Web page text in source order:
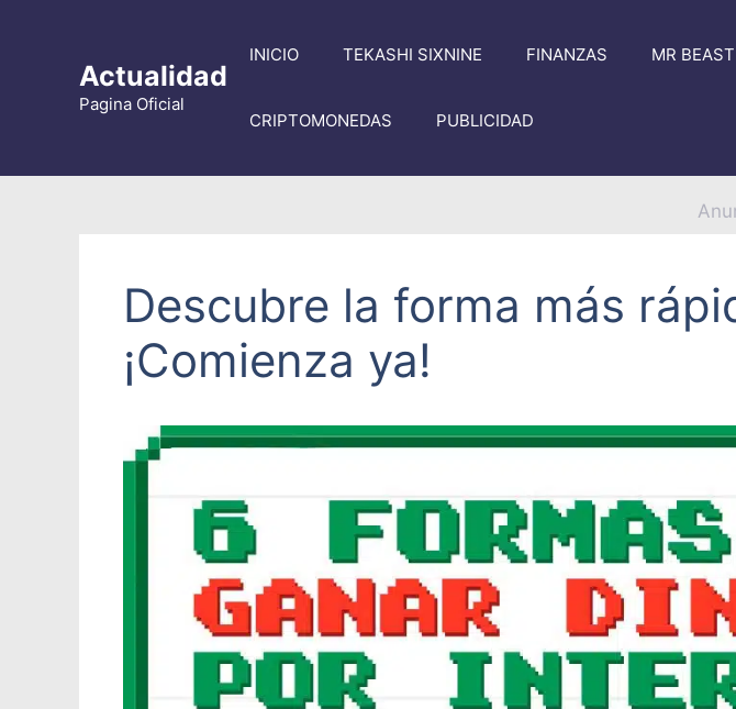
contenidoActualidad
Pagina Oficial
INICIO TEKASHI SIXNINE FINANZAS MR BEAST
CRIPTOMONEDAS PUBLICIDAD
Descubre la forma más
¡Comienza ya!